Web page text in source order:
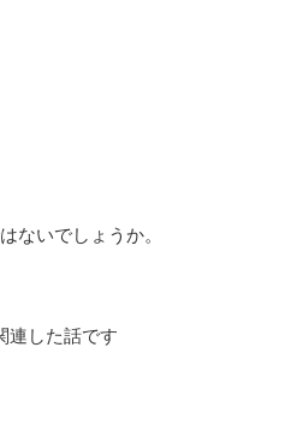
ないでしょうか。
連した話です